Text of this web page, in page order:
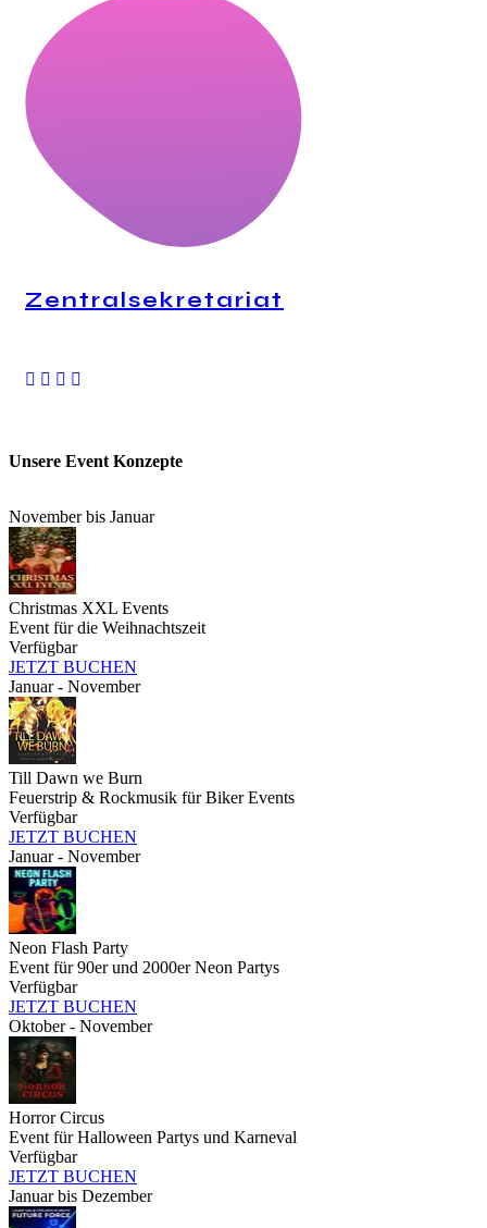
Zentralsekretariat
Unsere Event Konzepte
November bis Januar
Christmas XXL Events
Event für die Weihnachtszeit
Verfügbar
JETZT BUCHEN
Januar - November
Till Dawn we Burn
Feuerstrip & Rockmusik für Biker Events
Verfügbar
JETZT BUCHEN
Januar - November
Neon Flash Party
Event für 90er und 2000er Neon Partys
Verfügbar
JETZT BUCHEN
Oktober - November
Horror Circus
Event für Halloween Partys und Karneval
Verfügbar
JETZT BUCHEN
Januar bis Dezember